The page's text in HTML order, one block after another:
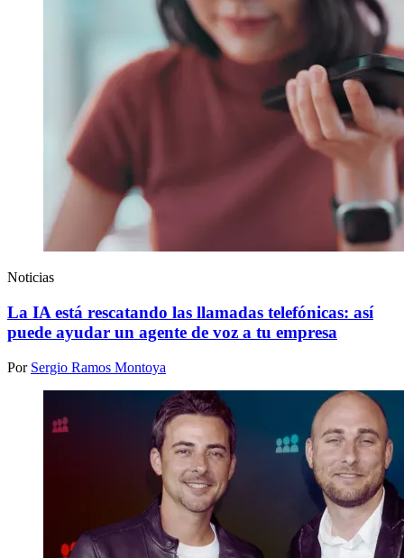
Noticias
La IA está rescatando las llamadas telefónicas: así
puede ayudar un agente de voz a tu empresa
Por Sergio Ramos Montoya